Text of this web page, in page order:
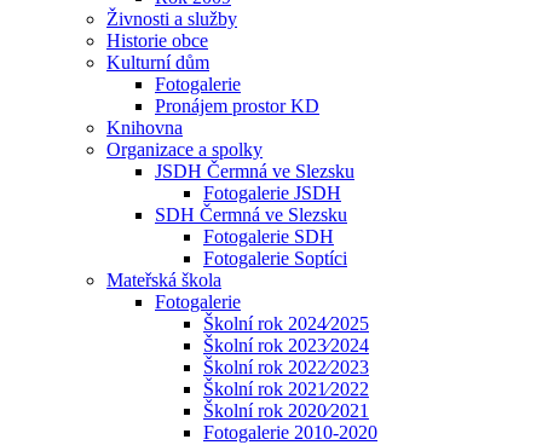
Živnosti a služby
Historie obce
Kulturní dům
Fotogalerie
Pronájem prostor KD
Knihovna
Organizace a spolky
JSDH Čermná ve Slezsku
Fotogalerie JSDH
SDH Čermná ve Slezsku
Fotogalerie SDH
Fotogalerie Soptíci
Mateřská škola
Fotogalerie
Školní rok 2024⁄2025
Školní rok 2023⁄2024
Školní rok 2022⁄2023
Školní rok 2021⁄2022
Školní rok 2020⁄2021
Fotogalerie 2010-2020